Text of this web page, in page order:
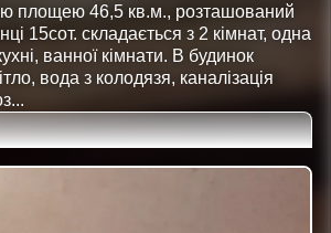
площею 46,5 кв.м., розташований
15сот. складається з 2 кімнат, одна
ванної кімнати. В будинок
вода з колодязя, каналізація